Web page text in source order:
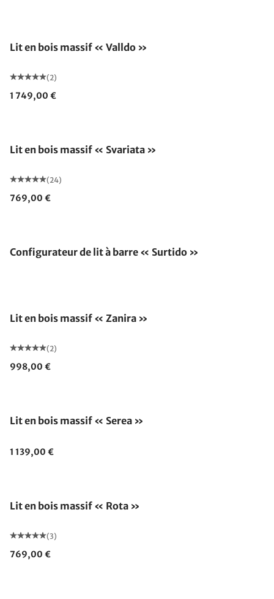
Lit en bois massif « Valldo »
(2)
1 749,00 €
Lit en bois massif « Svariata »
(24)
769,00 €
Configurateur de lit à barre « Surtido »
Lit en bois massif « Zanira »
(2)
998,00 €
Lit en bois massif « Serea »
1 139,00 €
Lit en bois massif « Rota »
(3)
769,00 €